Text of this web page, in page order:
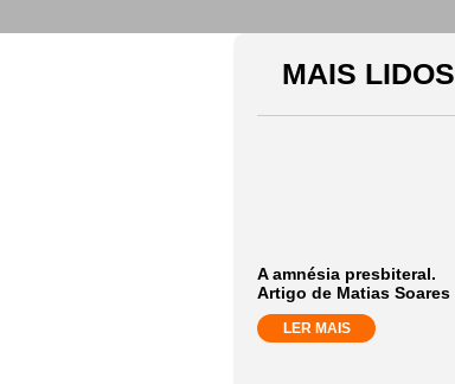
MAIS LIDOS
A amnésia presbiteral.
Artigo de Matias Soares
LER MAIS